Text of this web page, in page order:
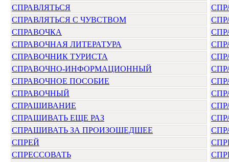
СПРАВЛЯТЬСЯ
СПРАВЛЯТЬСЯ С ЧУВСТВОМ
СПРАВОЧКА
СПРАВОЧНАЯ ЛИТЕРАТУРА
СПРАВОЧНИК ТУРИСТА
СПРАВОЧНО-ИНФОРМАЦИОННЫЙ
СПРАВОЧНОЕ ПОСОБИЕ
СПРАВОЧНЫЙ
СПРАШИВАНИЕ
СПРАШИВАТЬ ЕЩЕ РАЗ
СПРАШИВАТЬ ЗА ПРОИЗОШЕДШЕЕ
СПРЕЙ
СПРЕССОВАТЬ